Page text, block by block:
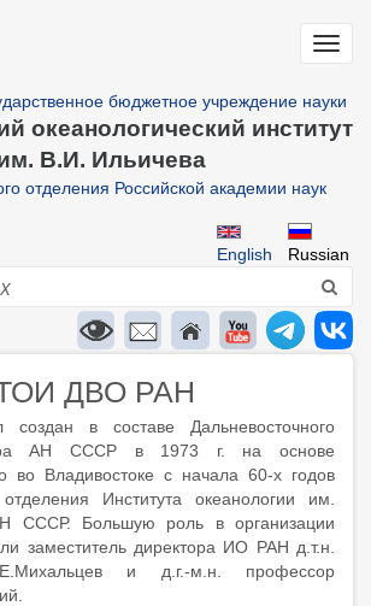
бюджетное учреждение науки
океанологический институт
В.И. Ильичева
отделения Российской академии наук
Russian
English
X
ДВО РАН
создан в составе Дальневосточного
АН СССР в 1973 г. на основе
во Владивостоке с начала 60-х годов
отделения Института океанологии им.
СССР. Большую роль в организации
заместитель директора ИО РАН д.т.н.
и д.г.-м.н. профессор